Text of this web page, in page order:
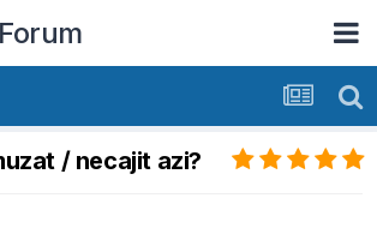
/ necajit azi?